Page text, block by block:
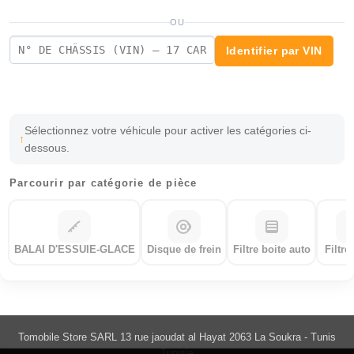
OU
Identifier par VIN
Sélectionnez votre véhicule pour activer les catégories ci-
dessous.
Parcourir par catégorie de pièce
BALAI D'ESSUIE-GLACE Disque de frein Filtre boite auto
Tomobile Store SARL 13 rue jaoudat al Hayat 2063 La Soukra - Tunis